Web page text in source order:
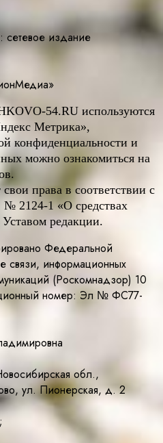
издание
-54.RU используются
Метрика»,
конфиденциальности и
можно ознакомиться на
права в соответствии с
2124-1 «О средствах
редакции.
Федеральной
связи, информационных
(Роскомнадзор) 10
номер: Эл № ФС77-
обл.,
ул. Пионерская, д. 2